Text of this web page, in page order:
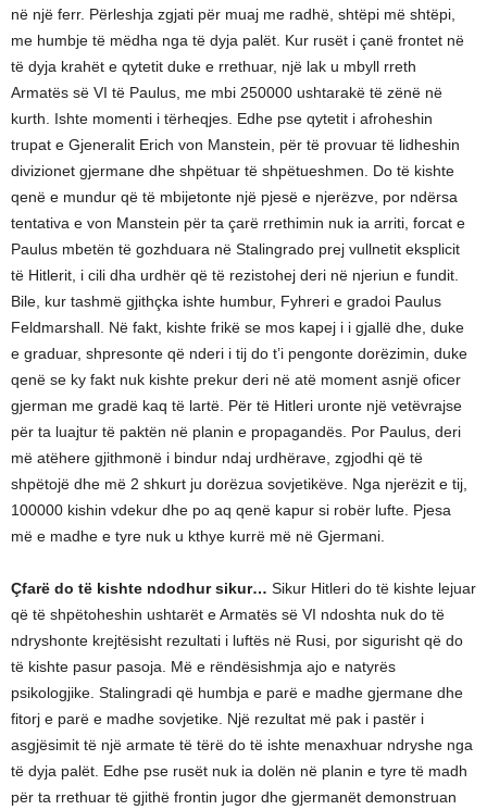
në një ferr. Përleshja zgjati për muaj me radhë, shtëpi më shtëpi,
me humbje të mëdha nga të dyja palët. Kur rusët i çanë frontet në
të dyja krahët e qytetit duke e rrethuar, një lak u mbyll rreth
Armatës së VI të Paulus, me mbi 250000 ushtarakë të zënë në
kurth. Ishte momenti i tërheqjes. Edhe pse qytetit i afroheshin
trupat e Gjeneralit Erich von Manstein, për të provuar të lidheshin
divizionet gjermane dhe shpëtuar të shpëtueshmen. Do të kishte
qenë e mundur që të mbijetonte një pjesë e njerëzve, por ndërsa
tentativa e von Manstein për ta çarë rrethimin nuk ia arriti, forcat e
Paulus mbetën të gozhduara në Stalingrado prej vullnetit eksplicit
të Hitlerit, i cili dha urdhër që të rezistohej deri në njeriun e fundit.
Bile, kur tashmë gjithçka ishte humbur, Fyhreri e gradoi Paulus
Feldmarshall. Në fakt, kishte frikë se mos kapej i i gjallë dhe, duke
e graduar, shpresonte që nderi i tij do t’i pengonte dorëzimin, duke
qenë se ky fakt nuk kishte prekur deri në atë moment asnjë oficer
gjerman me gradë kaq të lartë. Për të Hitleri uronte një vetëvrajse
për ta luajtur të paktën në planin e propagandës. Por Paulus, deri
më atëhere gjithmonë i bindur ndaj urdhërave, zgjodhi që të
shpëtojë dhe më 2 shkurt ju dorëzua sovjetikëve. Nga njerëzit e tij,
100000 kishin vdekur dhe po aq qenë kapur si robër lufte. Pjesa
më e madhe e tyre nuk u kthye kurrë më në Gjermani.
Çfarë do të kishte ndodhur sikur… Sikur Hitleri do të kishte lejuar
që të shpëtoheshin ushtarët e Armatës së VI ndoshta nuk do të
ndryshonte krejtësisht rezultati i luftës në Rusi, por sigurisht që do
të kishte pasur pasoja. Më e rëndësishmja ajo e natyrës
psikologjike. Stalingradi që humbja e parë e madhe gjermane dhe
fitorj e parë e madhe sovjetike. Një rezultat më pak i pastër i
asgjësimit të një armate të tërë do të ishte menaxhuar ndryshe nga
të dyja palët. Edhe pse rusët nuk ia dolën në planin e tyre të madh
për ta rrethuar të gjithë frontin jugor dhe gjermanët demonstruan